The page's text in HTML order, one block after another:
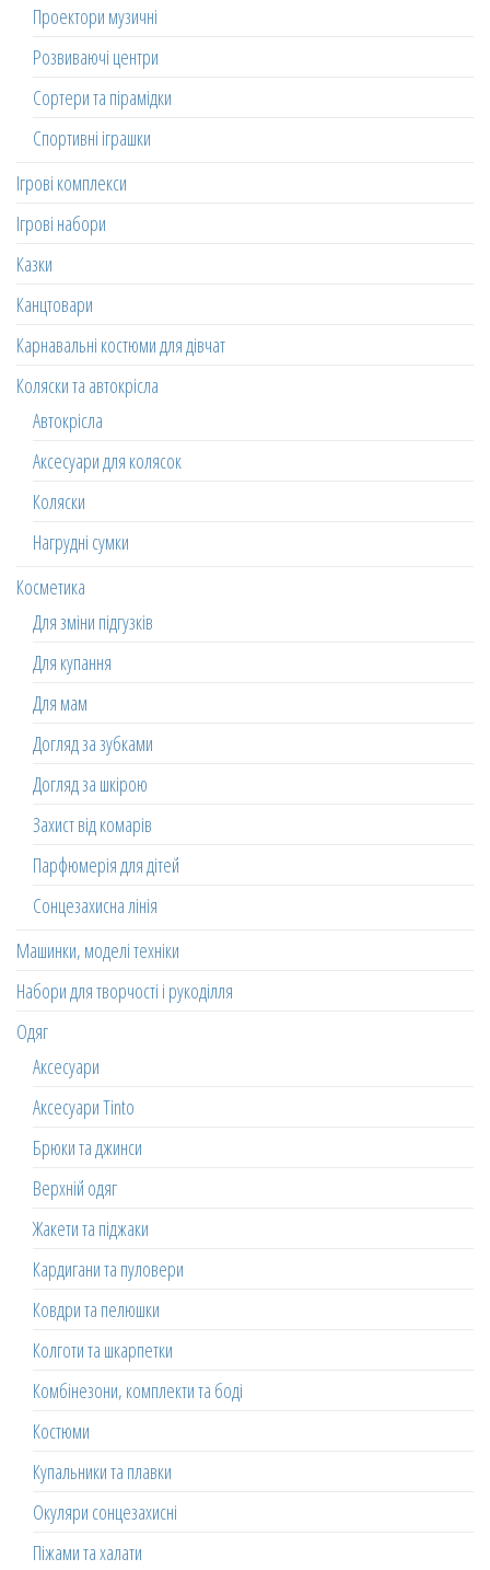
Проектори музичні
Розвиваючі центри
Сортери та пірамідки
Спортивні іграшки
Ігрові комплекси
Ігрові набори
Казки
Канцтовари
Карнавальні костюми для дівчат
Коляски та автокрісла
Автокрісла
Аксесуари для колясок
Коляски
Нагрудні сумки
Косметика
Для зміни підгузків
Для купання
Для мам
Догляд за зубками
Догляд за шкірою
Захист від комарів
Парфюмерія для дітей
Сонцезахисна лінія
Машинки, моделі техніки
Набори для творчості і рукоділля
Одяг
Аксесуари
Аксесуари Tinto
Брюки та джинси
Верхній одяг
Жакети та піджаки
Кардигани та пуловери
Ковдри та пелюшки
Колготи та шкарпетки
Комбінезони, комплекти та боді
Костюми
Купальники та плавки
Окуляри сонцезахисні
Піжами та халати